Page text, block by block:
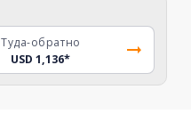
Туда-обратно
USD 1,136*